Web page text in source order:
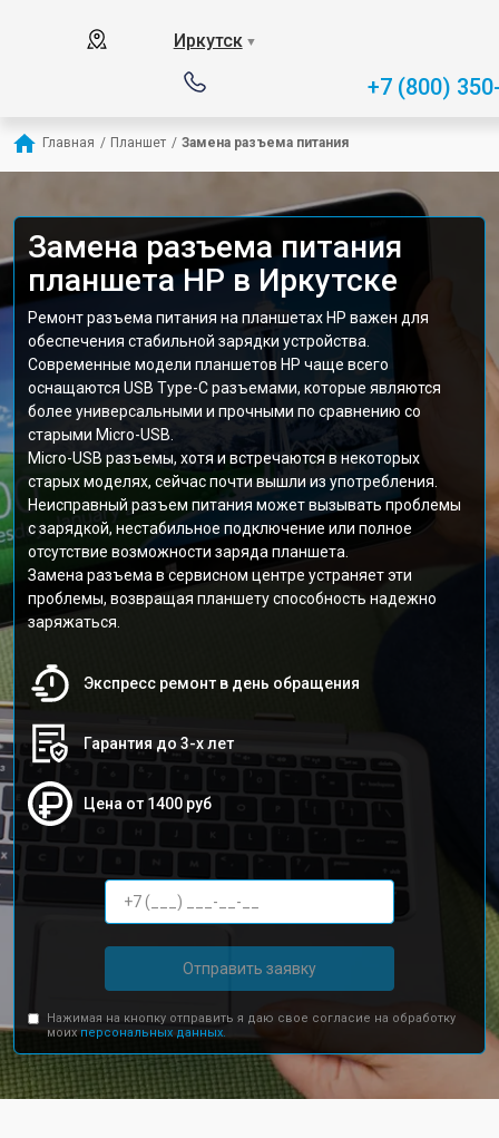
Иркутск ▼
+7 (800)
Главная / Планшет / Замена разъема питания
Замена разъема питания
планшета HP в Иркутске
Ремонт разъема питания на планшетах HP важен для
обеспечения стабильной зарядки устройства.
Современные модели планшетов HP чаще всего
оснащаются USB Type-C разъемами, которые являются
более универсальными и прочными по сравнению со
старыми Micro-USB.
Micro-USB разъемы, хотя и встречаются в некоторых
старых моделях, сейчас почти вышли из употребления.
Неисправный разъем питания может вызывать проблемы
с зарядкой, нестабильное подключение или полное
отсутствие возможности заряда планшета.
Замена разъема в сервисном центре устраняет эти
проблемы, возвращая планшету способность надежно
заряжаться.
Экспресс ремонт в день обращения
Гарантия до 3-х лет
Цена от 1400 руб
Отправить заявку
Нажимая на кнопку отправить я даю свое согласие на обработку
моихперсональных данных.